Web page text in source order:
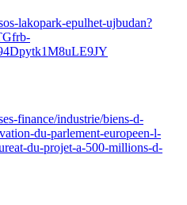
lakopark-epulhet-ujbudan?
finance/industrie/biens-d-
du-parlement-europeen-l-
du-projet-a-500-millions-d-